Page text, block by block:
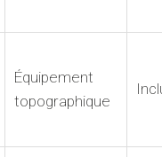
Équipement
topographique